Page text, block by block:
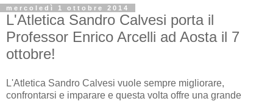
mercoledì 1 ottobre 2014
L'Atletica Sandro Calvesi porta il
Professor Enrico Arcelli ad Aosta il 7
ottobre!
L'Atletica Sandro Calvesi vuole sempre migliorare,
confrontarsi e imparare e questa volta offre una grande